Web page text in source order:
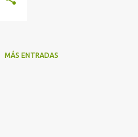
MÁS ENTRADAS